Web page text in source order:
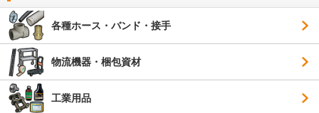
各種ホース・バンド・接手
物流機器・梱包資材
工業用品